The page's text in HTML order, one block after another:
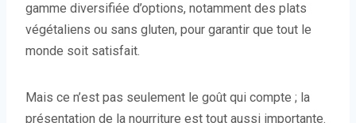
gamme diversifiée d’options, notamment des plats
végétaliens ou sans gluten, pour garantir que tout le
monde soit satisfait.
Mais ce n’est pas seulement le goût qui compte ; la
présentation de la nourriture est tout aussi importante.